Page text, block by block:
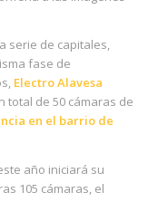
serie de capitales,
fase de
Electro Alavesa
total de 50 cámaras de
en el barrio de
año iniciará su
105 cámaras, el